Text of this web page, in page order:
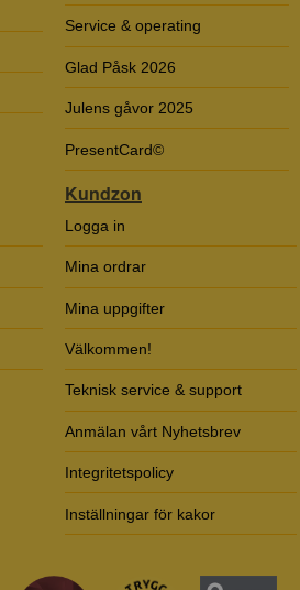
Service & operating
Glad Påsk 2026
Julens gåvor 2025
PresentCard©
Kundzon
Logga in
Mina ordrar
Mina uppgifter
Välkommen!
Teknisk service & support
Anmälan vårt Nyhetsbrev
Integritetspolicy
Inställningar för kakor